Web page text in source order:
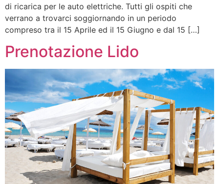
di ricarica per le auto elettriche. Tutti gli ospiti che
verrano a trovarci soggiornando in un periodo
compreso tra il 15 Aprile ed il 15 Giugno e dal 15 […]
Prenotazione Lido